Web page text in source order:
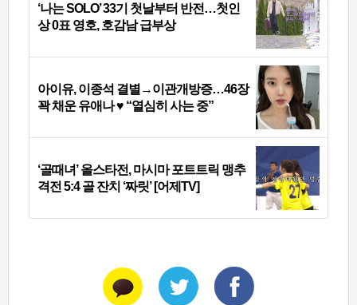
‘나는 SOLO’ 33기 첫날부터 반전…첫인
상 0표 영호, 호감남 급부상
아이유, 이종석 결별→이관개방증…46장
꽉 채운 유애나 ♥ “열심히 사는 중”
‘골때녀’ 올스타전, 마시마 포트트릭 맹추
격전 5:4 골 잔치 ‘짜릿’ [어제TV]